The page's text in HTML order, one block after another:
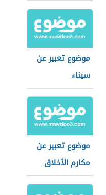
موضوع تعبير عن
سيناء
موضوع تعبير عن
مكارم الأخلاق